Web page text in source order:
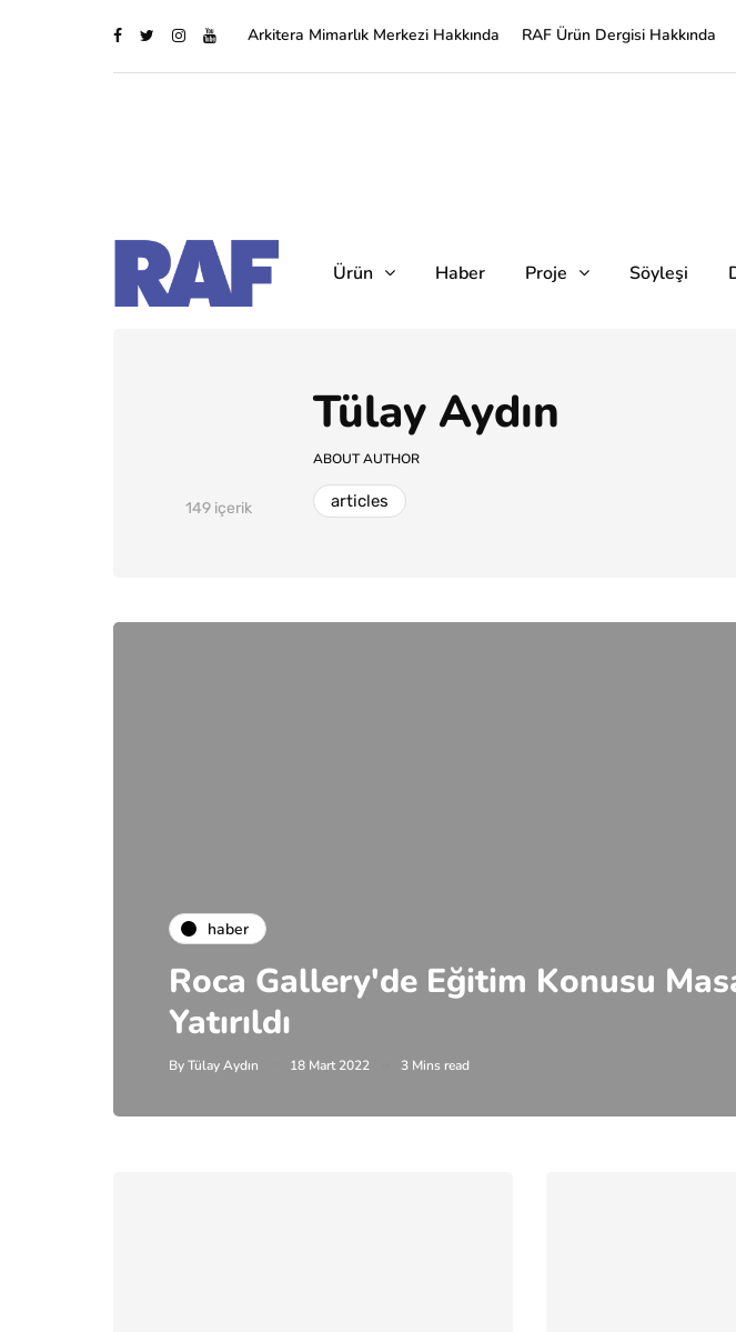
Arkitera Mimarlık Merkezi Hakkında RAF Ürün Dergisi Hakkında
Ürün Haber Proje Söyleşi
149 içerik
Tülay Aydın
ABOUT AUTHOR
articles
haber
Roca Gallery'de Eğitim Konusu
Yatırıldı
ByTülay Aydın 18 Mart 2022 3 Mins read